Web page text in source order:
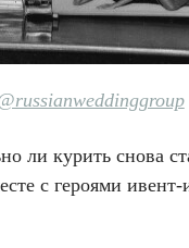
ли курить снова
с героями